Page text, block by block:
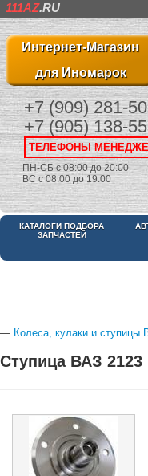
111AZ.RU
Интернет-Магазин
для Иномарок
+7 (909) 281-
+7 (905) 138-
ТЕЛЕФОНЫ
ПН-СБ с 08:00 до 20:00
ВС с 08:00 до 19:00
КАТАЛОГИ ПОДБОРА
ЗАПЧАСТЕЙ
— Колеса, кулаки и ступицы
Ступица ВАЗ 2123